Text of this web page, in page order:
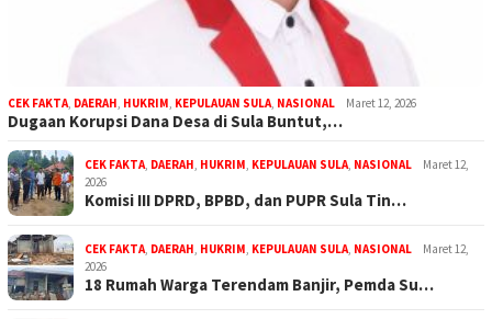
CEK FAKTA, DAERAH, HUKRIM, KEPULAUAN SULA, NASIONAL Maret 12, 2026
Dugaan Korupsi Dana Desa di Sula Buntut,…
CEK FAKTA, DAERAH, HUKRIM, KEPULAUAN SULA, NASIONAL
Maret 12,
2026
Komisi III DPRD, BPBD, dan PUPR Sula Tin…
CEK FAKTA, DAERAH, HUKRIM, KEPULAUAN SULA, NASIONAL
Maret 12,
2026
18 Rumah Warga Terendam Banjir, Pemda Su…